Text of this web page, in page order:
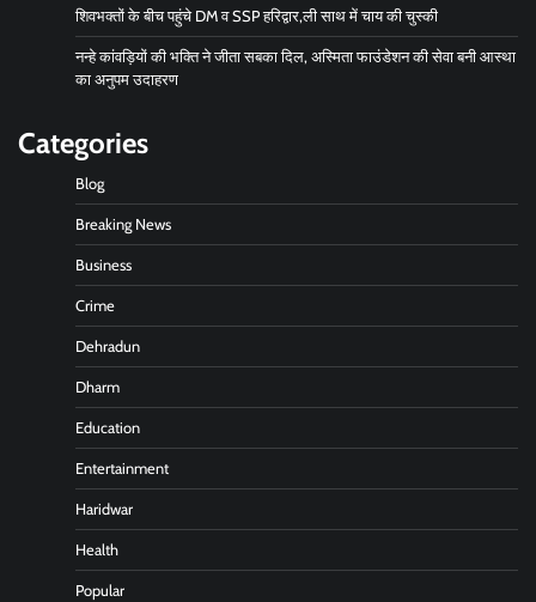
शिवभक्तों के बीच पहुंचे DM व SSP हरिद्वार,ली साथ में चाय की चुस्की
नन्हे कांवड़ियों की भक्ति ने जीता सबका दिल, अस्मिता फाउंडेशन की सेवा बनी आस्था
का अनुपम उदाहरण
Categories
Blog
Breaking News
Business
Crime
Dehradun
Dharm
Education
Entertainment
Haridwar
Health
Popular